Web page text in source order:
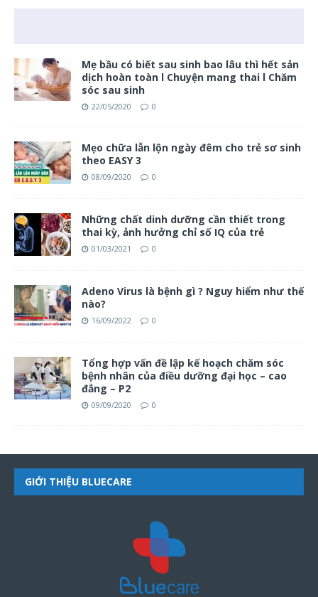
Mẹ bầu có biết sau sinh bao lâu thì hết sản
dịch hoàn toàn l Chuyện mang thai l Chăm
sóc sau sinh
22/05/2020 0
Mẹo chữa lẫn lộn ngày đêm cho trẻ sơ sinh
theo EASY 3
08/09/2020 0
Những chất dinh dưỡng cần thiết trong
thai kỳ, ảnh hưởng chỉ số IQ của trẻ
01/03/2021 0
Adeno Virus là bệnh gì ? Nguy hiểm như thế
nào?
16/09/2022 0
Tổng hợp vấn đề lập kế hoạch chăm sóc
bệnh nhân của điều dưỡng đại học – cao
đẳng – P2
09/09/2020 0
GIỚI THIỆU BLUECARE